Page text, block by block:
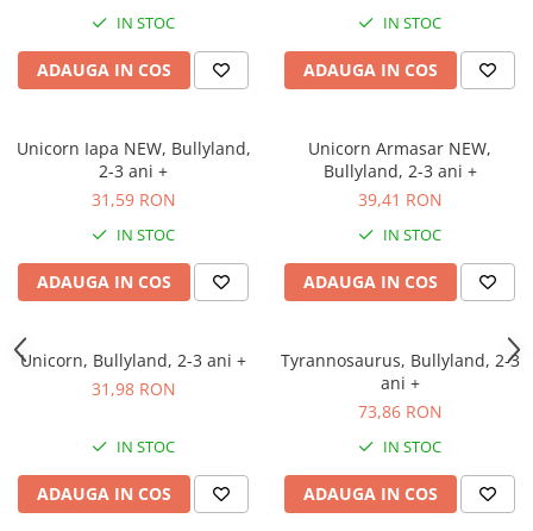
IN STOC
ADAUGA IN COS
IN STOC
ADAUGA IN COS
Unicorn Iapa NEW, Bullyland,
2-3 ani +
31,59 RON
IN STOC
ADAUGA IN COS
Unicorn Armasar NEW,
Bullyland, 2-3 ani +
39,41 RON
IN STOC
ADAUGA IN COS
Unicorn, Bullyland, 2-3 ani +
31,98 RON
IN STOC
ADAUGA IN COS
Tyrannosaurus, Bullyland, 2-3
ani +
73,86 RON
IN STOC
ADAUGA IN COS